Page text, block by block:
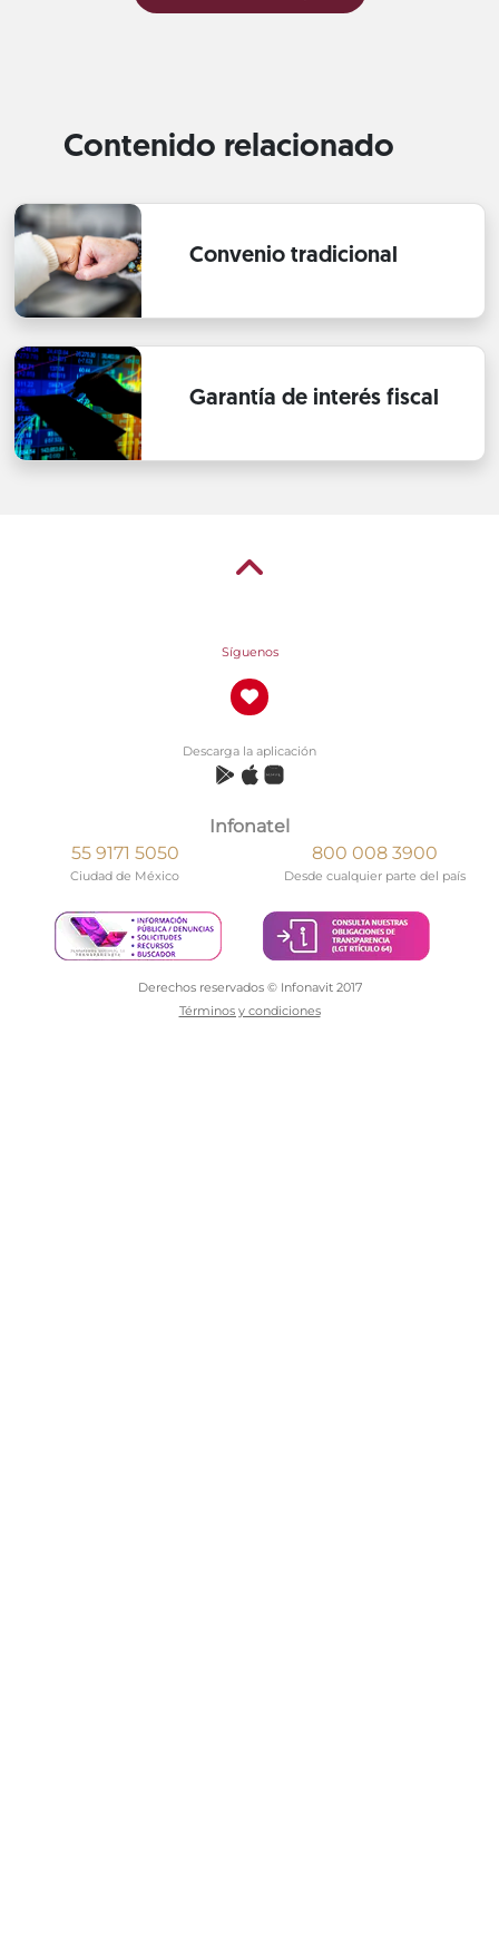
Contenido relacionado
Convenio tradicional
Garantía de interés fiscal
Síguenos
Descarga la aplicación
Infonatel
55 9171 5050
Ciudad de México
800 008 3900
Desde cualquier parte del país
Derechos reservados © Infonavit 2017
Términos y condiciones